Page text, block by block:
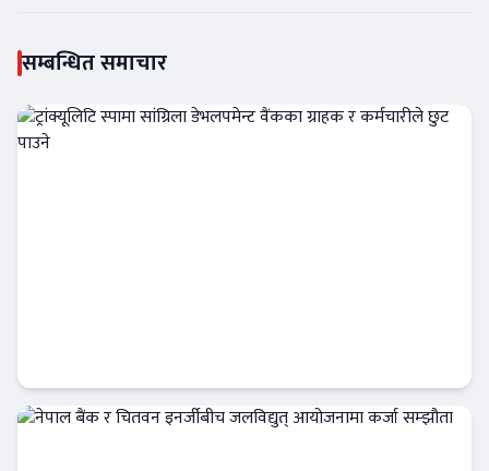
सम्बन्धित समाचार
बैंक-वित्त